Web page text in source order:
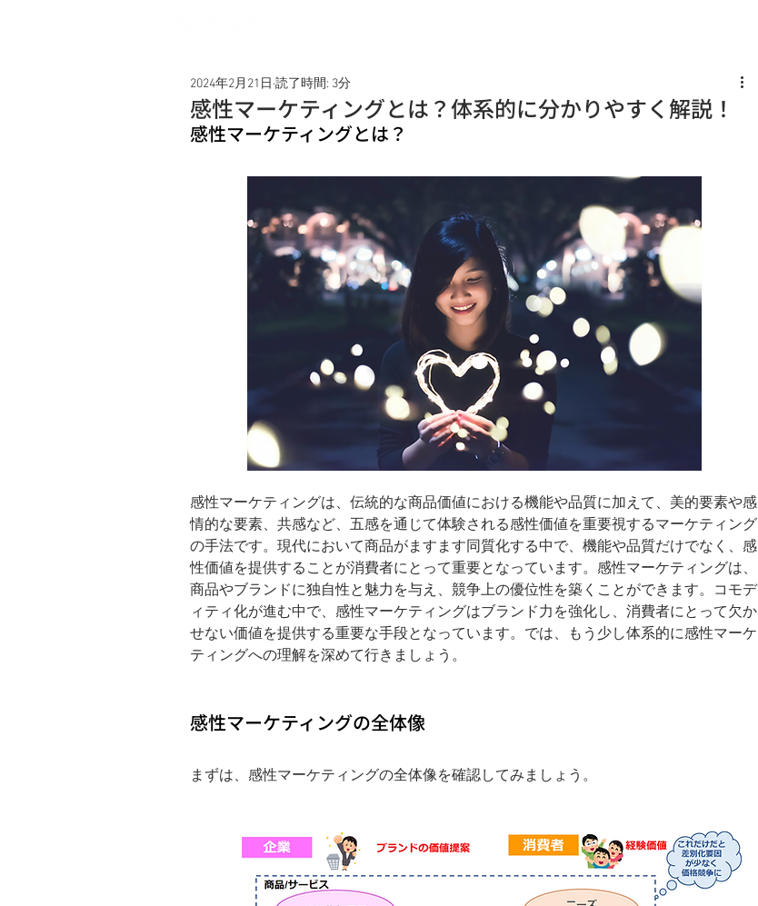
感性マーケティングとは？体系的に分かりやすく解説！
2024年2月21日 読了時間: 3分
感性マーケティングとは？
感性マーケティングは、伝統的な商品価値における機能や品質に加えて、美的要素や感
情的な要素、共感など、五感を通じて体験される感性価値を重要視するマーケティング
の手法です。現代において商品がますます同質化する中で、機能や品質だけでなく、感
性価値を提供することが消費者にとって重要となっています。感性マーケティングは、
商品やブランドに独自性と魅力を与え、競争上の優位性を築くことができます。コモデ
ィティ化が進む中で、感性マーケティングはブランド力を強化し、消費者にとって欠か
せない価値を提供する重要な手段となっています。では、もう少し体系的に感性マーケ
ティングへの理解を深めて行きましょう。
感性マーケティングの全体像
まずは、感性マーケティングの全体像を確認してみましょう。